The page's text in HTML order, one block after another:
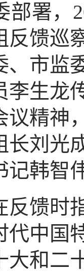
部署，
反馈巡
、市监
李生龙
议精神
长刘光
记韩智
反馈时
代中国
大和二